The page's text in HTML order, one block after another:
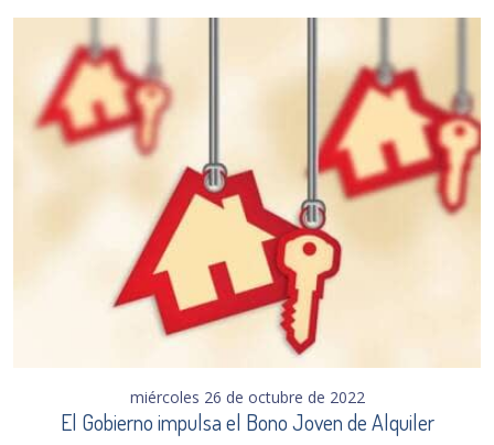
miércoles 26 de octubre de 2022
El Gobierno impulsa el Bono Joven de Alquiler